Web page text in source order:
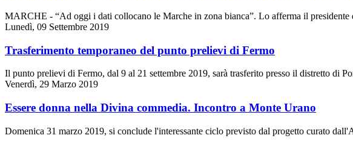
MARCHE - “Ad oggi i dati collocano le Marche in zona bianca”. Lo afferma il
Lunedì, 09 Settembre 2019
Trasferimento temporaneo del punto prelievi di Fermo
Il punto prelievi di Fermo, dal 9 al 21 settembre 2019, sarà trasferito presso il distretto di
Venerdì, 29 Marzo 2019
Essere donna nella Divina commedia. Incontro a Monte Urano
Domenica 31 marzo 2019, si conclude l'interessante ciclo previsto dal progetto curato